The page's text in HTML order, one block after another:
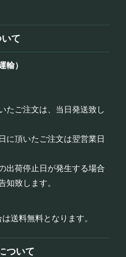
て
輸）
たご注文は、当日発送致し
に頂いたご注文は翌営業日
出荷停止日が発生する場合
知致します。
送料無料となります。
ついて